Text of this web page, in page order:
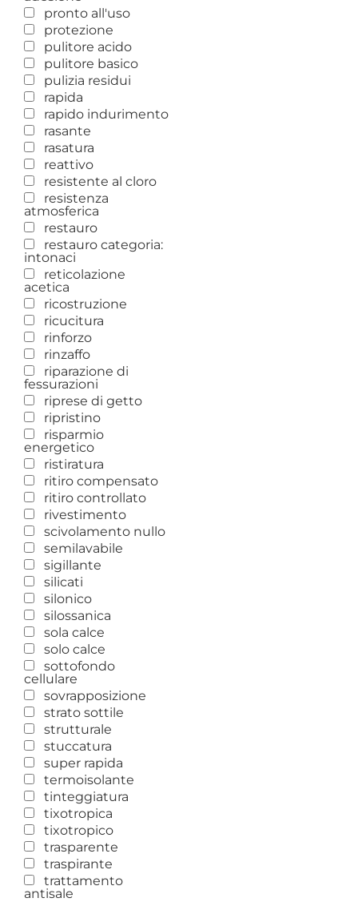
pronto all'uso
protezione
pulitore acido
pulitore basico
pulizia residui
rapida
rapido indurimento
rasante
rasatura
reattivo
resistente al cloro
resistenza
atmosferica
restauro
restauro categoria:
intonaci
reticolazione
acetica
ricostruzione
ricucitura
rinforzo
rinzaffo
riparazione di
fessurazioni
riprese di getto
ripristino
risparmio
energetico
ristiratura
ritiro compensato
ritiro controllato
rivestimento
scivolamento nullo
semilavabile
sigillante
silicati
silonico
silossanica
sola calce
solo calce
sottofondo
cellulare
sovrapposizione
strato sottile
strutturale
stuccatura
super rapida
termoisolante
tinteggiatura
tixotropica
tixotropico
trasparente
traspirante
trattamento
antisale